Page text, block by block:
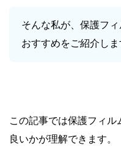
そんな私が、保護フ
おすすめをご紹介しま
この記事では保護フィ
良いかが理解できます。